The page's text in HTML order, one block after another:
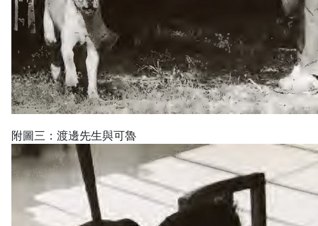
附圖三：渡邊先生與可魯